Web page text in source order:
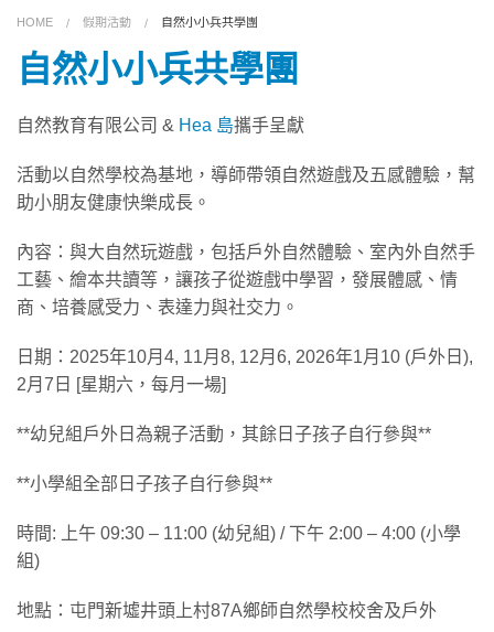
關於我們
捐助我們
HOME 假期活動 自然小小兵共學團
自然小小兵共學團
自然教育有限公司 & Hea 島攜手呈獻
活動以自然學校為基地，導師帶領自然遊戲及五感體驗，幫
助小朋友健康快樂成長。
內容：與大自然玩遊戲，包括戶外自然體驗、室內外自然手
工藝、繪本共讀等，讓孩子從遊戲中學習，發展體感、情
商、培養感受力、表達力與社交力。
日期：2025年10月4, 11月8, 12月6, 2026年1月10 (戶外日),
2月7日 [星期六，每月一場]
**幼兒組戶外日為親子活動，其餘日子孩子自行參與**
**小學組全部日子孩子自行參與**
時間: 上午 09:30 – 11:00 (幼兒組) / 下午 2:00 – 4:00 (小學
組)
地點：屯門新墟井頭上村87A鄉師自然學校校舍及戶外